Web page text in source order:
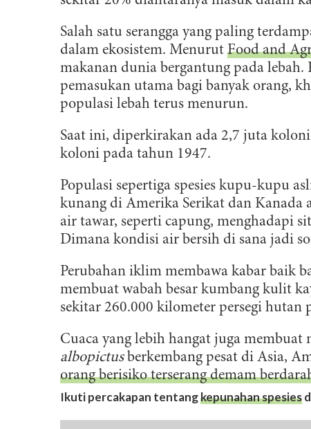
Salah satu serangga yang paling
dalam ekosistem. Menurut Food and
makanan dunia bergantung pada
pemasukan utama bagi banyak orang,
populasi lebah terus menurun.
Saat ini, diperkirakan ada 2,7 juta
koloni pada tahun 1947.
Populasi sepertiga spesies kupu-kupu
kunang di Amerika Serikat dan Kanada
air tawar, seperti capung, menghadapi
Dimana kondisi air bersih di sana jadi
Perubahan iklim membawa kabar baik
membuat wabah besar kumbang kulit
sekitar 260.000 kilometer persegi
Cuaca yang lebih hangat juga membuat
albopictus berkembang pesat di Asia,
orang berisiko terserang demam
Ikuti percakapan tentangkepunahan spesies